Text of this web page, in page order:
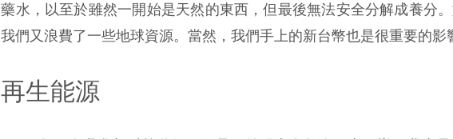
藥水，以至於雖然一開始是天然的東西，但最後無法安全分解成養分
我們又浪費了一些地球資源。當然，我們手上的新台幣也是很重要的影
再生能源